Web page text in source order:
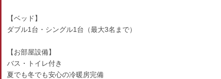
【ベッド】
ダブル1台・シングル1台（最大3名まで）
【お部屋設備】
バス・トイレ付き
夏でも冬でも安心の冷暖房完備